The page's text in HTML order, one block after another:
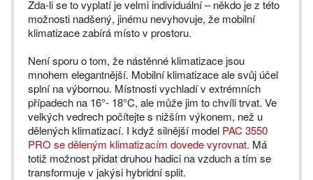
Zda-li se to vyplatí je velmi individuální – někdo je z této
možnosti nadšený, jinému nevyhovuje, že mobilní
klimatizace zabírá místo v prostoru.
Není sporu o tom, že nástěnné klimatizace jsou
mnohem elegantnější. Mobilní klimatizace ale svůj účel
splní na výbornou. Místnosti vychladí v extrémních
případech na 16°- 18°C, ale může jim to chvíli trvat. Ve
velkých vedrech počítejte s nižším výkonem, než u
dělených klimatizací. I když silnější model PAC 3550
PRO se děleným klimatizacím dovede vyrovnat. Má
totiž možnost přidat druhou hadici na vzduch a tím se
transformuje v jakýsi hybridní split.